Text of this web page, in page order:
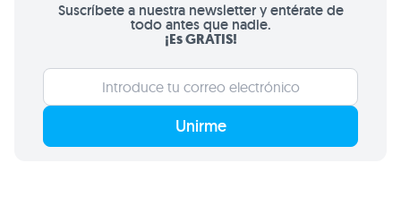
Suscríbete a nuestra newsletter y entérate de
todo antes que nadie.
¡Es GRATIS!
Unirme